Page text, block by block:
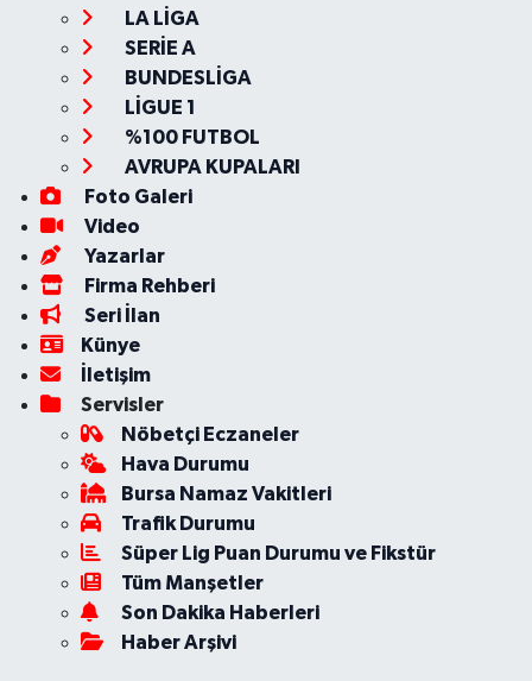
LA LİGA
SERİE A
BUNDESLİGA
LİGUE 1
%100 FUTBOL
AVRUPA KUPALARI
Foto Galeri
Video
Yazarlar
Firma Rehberi
Seri İlan
Künye
İletişim
Servisler
Nöbetçi Eczaneler
Hava Durumu
Bursa Namaz Vakitleri
Trafik Durumu
Süper Lig Puan Durumu ve Fikstür
Tüm Manşetler
Son Dakika Haberleri
Haber Arşivi